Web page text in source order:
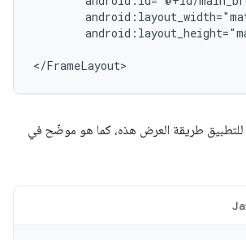
</FrameLayout>
للتطبيق طريقة العرض هذه، كما هو موضّح في